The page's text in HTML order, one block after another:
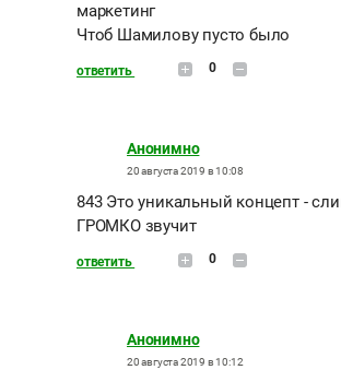
маркетинг
Чтоб Шамилову пусто было
ответить 0
Анонимно
20 августа 2019 в 10:08
843 Это уникальный концепт -
ГРОМКО звучит
ответить 0
Анонимно
20 августа 2019 в 10:12